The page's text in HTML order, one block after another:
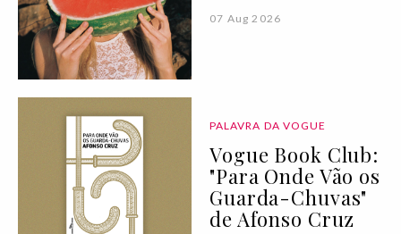
07 Aug 2026
PALAVRA DA VOGUE
Vogue Book Club:
"Para Onde Vão os
Guarda-Chuvas"
de Afonso Cruz